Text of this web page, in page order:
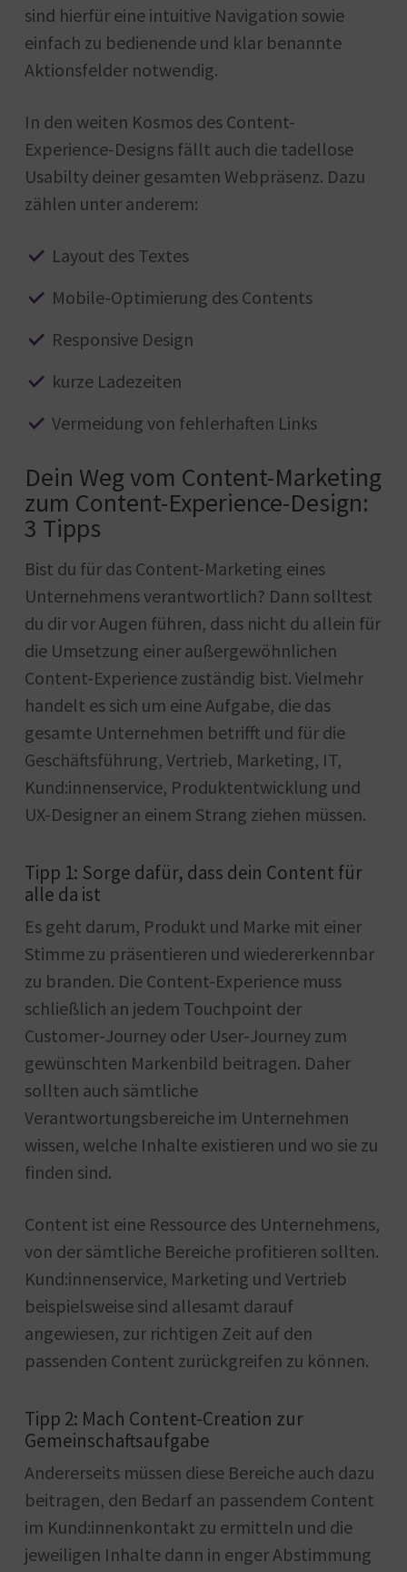
sind hierfür eine intuitive Navigation sowie
einfach zu bedienende und klar benannte
Aktionsfelder notwendig.
In den weiten Kosmos des Content-
Experience-Designs fällt auch die tadellose
Usabilty deiner gesamten Webpräsenz. Dazu
zählen unter anderem:
Layout des Textes
Mobile-Optimierung des Contents
Responsive Design
kurze Ladezeiten
Vermeidung von fehlerhaften Links
Dein Weg vom Content-Marketing
zum Content-Experience-Design:
3 Tipps
Bist du für das Content-Marketing eines
Unternehmens verantwortlich? Dann solltest
du dir vor Augen führen, dass nicht du allein für
die Umsetzung einer außergewöhnlichen
Content-Experience zuständig bist. Vielmehr
handelt es sich um eine Aufgabe, die das
gesamte Unternehmen betrifft und für die
Geschäftsführung, Vertrieb, Marketing, IT,
Kund:innenservice, Produktentwicklung und
UX-Designer an einem Strang ziehen müssen.
Tipp 1: Sorge dafür, dass dein Content für
alle da ist
Es geht darum, Produkt und Marke mit einer
Stimme zu präsentieren und wiedererkennbar
zu branden. Die Content-Experience muss
schließlich an jedem Touchpoint der
Customer-Journey oder User-Journey zum
gewünschten Markenbild beitragen. Daher
sollten auch sämtliche
Verantwortungsbereiche im Unternehmen
wissen, welche Inhalte existieren und wo sie zu
finden sind.
Content ist eine Ressource des Unternehmens,
von der sämtliche Bereiche profitieren sollten.
Kund:innenservice, Marketing und Vertrieb
beispielsweise sind allesamt darauf
angewiesen, zur richtigen Zeit auf den
passenden Content zurückgreifen zu können.
Tipp 2: Mach Content-Creation zur
Gemeinschaftsaufgabe
Andererseits müssen diese Bereiche auch dazu
beitragen, den Bedarf an passendem Content
im Kund:innenkontakt zu ermitteln und die
jeweiligen Inhalte dann in enger Abstimmung